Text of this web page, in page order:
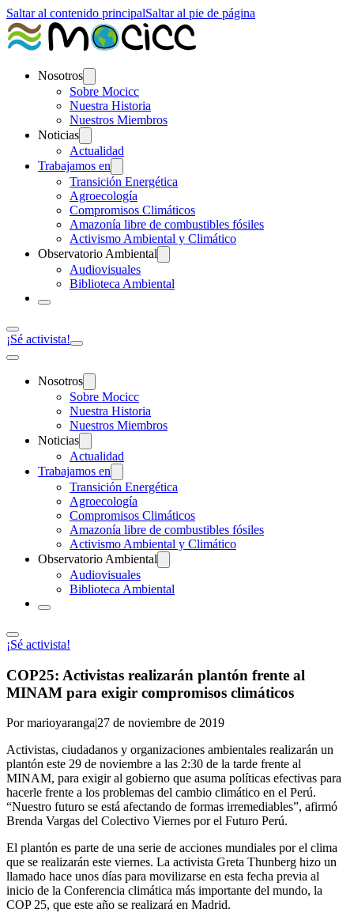
Saltar al contenido principalSaltar al pie de página
Nosotros
Sobre Mocicc
Nuestra Historia
Nuestros Miembros
Noticias
Actualidad
Trabajamos en
Transición Energética
Agroecología
Compromisos Climáticos
Amazonía libre de combustibles fósiles
Activismo Ambiental y Climático
Observatorio Ambiental
Audiovisuales
Biblioteca Ambiental
¡Sé activista!
Nosotros
Sobre Mocicc
Nuestra Historia
Nuestros Miembros
Noticias
Actualidad
Trabajamos en
Transición Energética
Agroecología
Compromisos Climáticos
Amazonía libre de combustibles fósiles
Activismo Ambiental y Climático
Observatorio Ambiental
Audiovisuales
Biblioteca Ambiental
¡Sé activista!
COP25: Activistas realizarán plantón frente al
MINAM para exigir compromisos climáticos
Por marioyaranga|27 de noviembre de 2019
Activistas, ciudadanos y organizaciones ambientales realizarán un
plantón este 29 de noviembre a las 2:30 de la tarde frente al
MINAM, para exigir al gobierno que asuma políticas efectivas para
hacerle frente a los problemas del cambio climático en el Perú.
“Nuestro futuro se está afectando de formas irremediables”, afirmó
Brenda Vargas del Colectivo Viernes por el Futuro Perú.
El plantón es parte de una serie de acciones mundiales por el clima
que se realizarán este viernes. La activista Greta Thunberg hizo un
llamado hace unos días para movilizarse en esta fecha previa al
inicio de la Conferencia climática más importante del mundo, la
COP 25, que este año se realizará en Madrid.